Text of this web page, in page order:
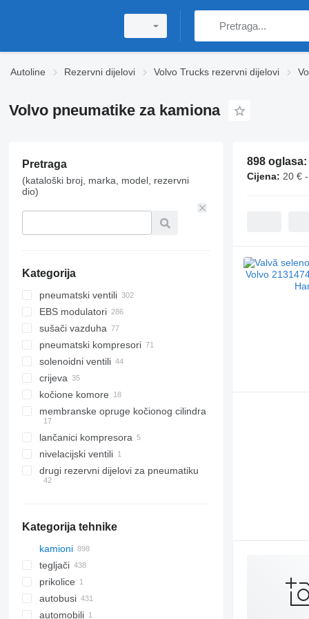
Autoline Rezervni dijelovi Volvo Trucks rezervni dijelovi
Volvo pneumatikе za kamiona
Pretraga
(kataloški broj, marka, model, rezervni
dio)
Kategorija
pneumatski ventili
EBS modulatori
sušači vazduha
pneumatski kompresori
solenoidni ventili
crijeva
kočione komore
membranske opruge kočionog cilindra
lančanici kompresora
nivelacijski ventili
drugi rezervni dijelovi za pneumatiku
Kategorija tehnike
kamioni
tegljači
prikolice
autobusi
automobili
898 oglasa:
Cijena: 20 €